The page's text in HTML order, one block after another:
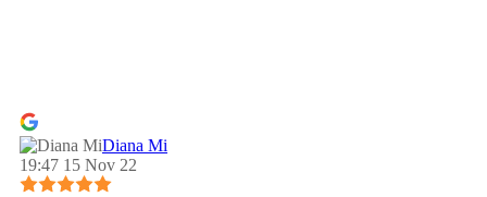
Diana Mi
19:47 15 Nov 22